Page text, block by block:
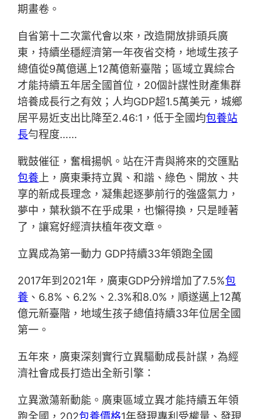
期畫卷。
自省第十二次黨代會以來，改造開放排頭兵廣
東，持續坐穩經濟第一年夜省交椅，地域生孩子
總值從9萬億邁上12萬億新臺階；區域立異綜合
才能持續五年居全國首位，20個計謀性財產集群
培養成長行之有效；人均GDP超1.5萬美元，城鄉
居平易近支出比降至2.46:1，低于全國均包養站
長勻程度……
戰鼓催征，奮楫揚帆。站在汗青與將來的交匯點
包養上，廣東秉持立異、和諧、綠色、開放、共
享的新成長理念，凝集起逐夢前行的強盛氣力，
夢中，葉秋鎖不在乎成果，也懶得換，只是睡著
了，讓寫好經濟扶植年夜文章。
立異成為第一動力 GDP持續33年領跑全國
2017年到2021年，廣東GDP分辨增加了7.5%包
養 、6.8%、6.2%、2.3%和8.0%，順遂邁上12萬
億元新臺階，地域生孩子總值持續33年位居全國
第一。
五年來，廣東深刻實行立異驅動成長計謀，為經
濟社會成長打造出全新引擎：
立異激蕩新動能。廣東區域立異才能持續五年領